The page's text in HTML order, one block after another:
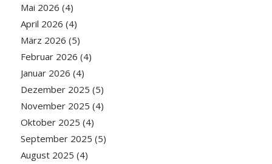
Mai 2026 (4)
April 2026 (4)
März 2026 (5)
Februar 2026 (4)
Januar 2026 (4)
Dezember 2025 (5)
November 2025 (4)
Oktober 2025 (4)
September 2025 (5)
August 2025 (4)